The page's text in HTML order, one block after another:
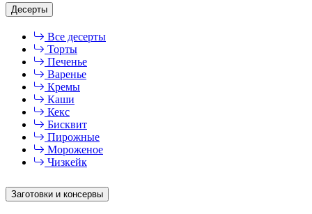
Десерты
Все десерты
Торты
Печенье
Варенье
Кремы
Каши
Кекс
Бисквит
Пирожные
Мороженое
Чизкейк
Заготовки и консервы